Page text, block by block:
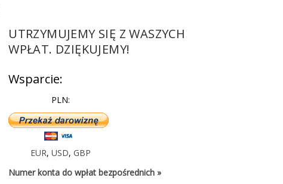
UTRZYMUJEMY SIĘ Z WASZYCH
WPŁAT. DZIĘKUJEMY!
Wsparcie:
PLN:
EUR,USD,GBP
Numer konta do wpłat bezpośrednich »